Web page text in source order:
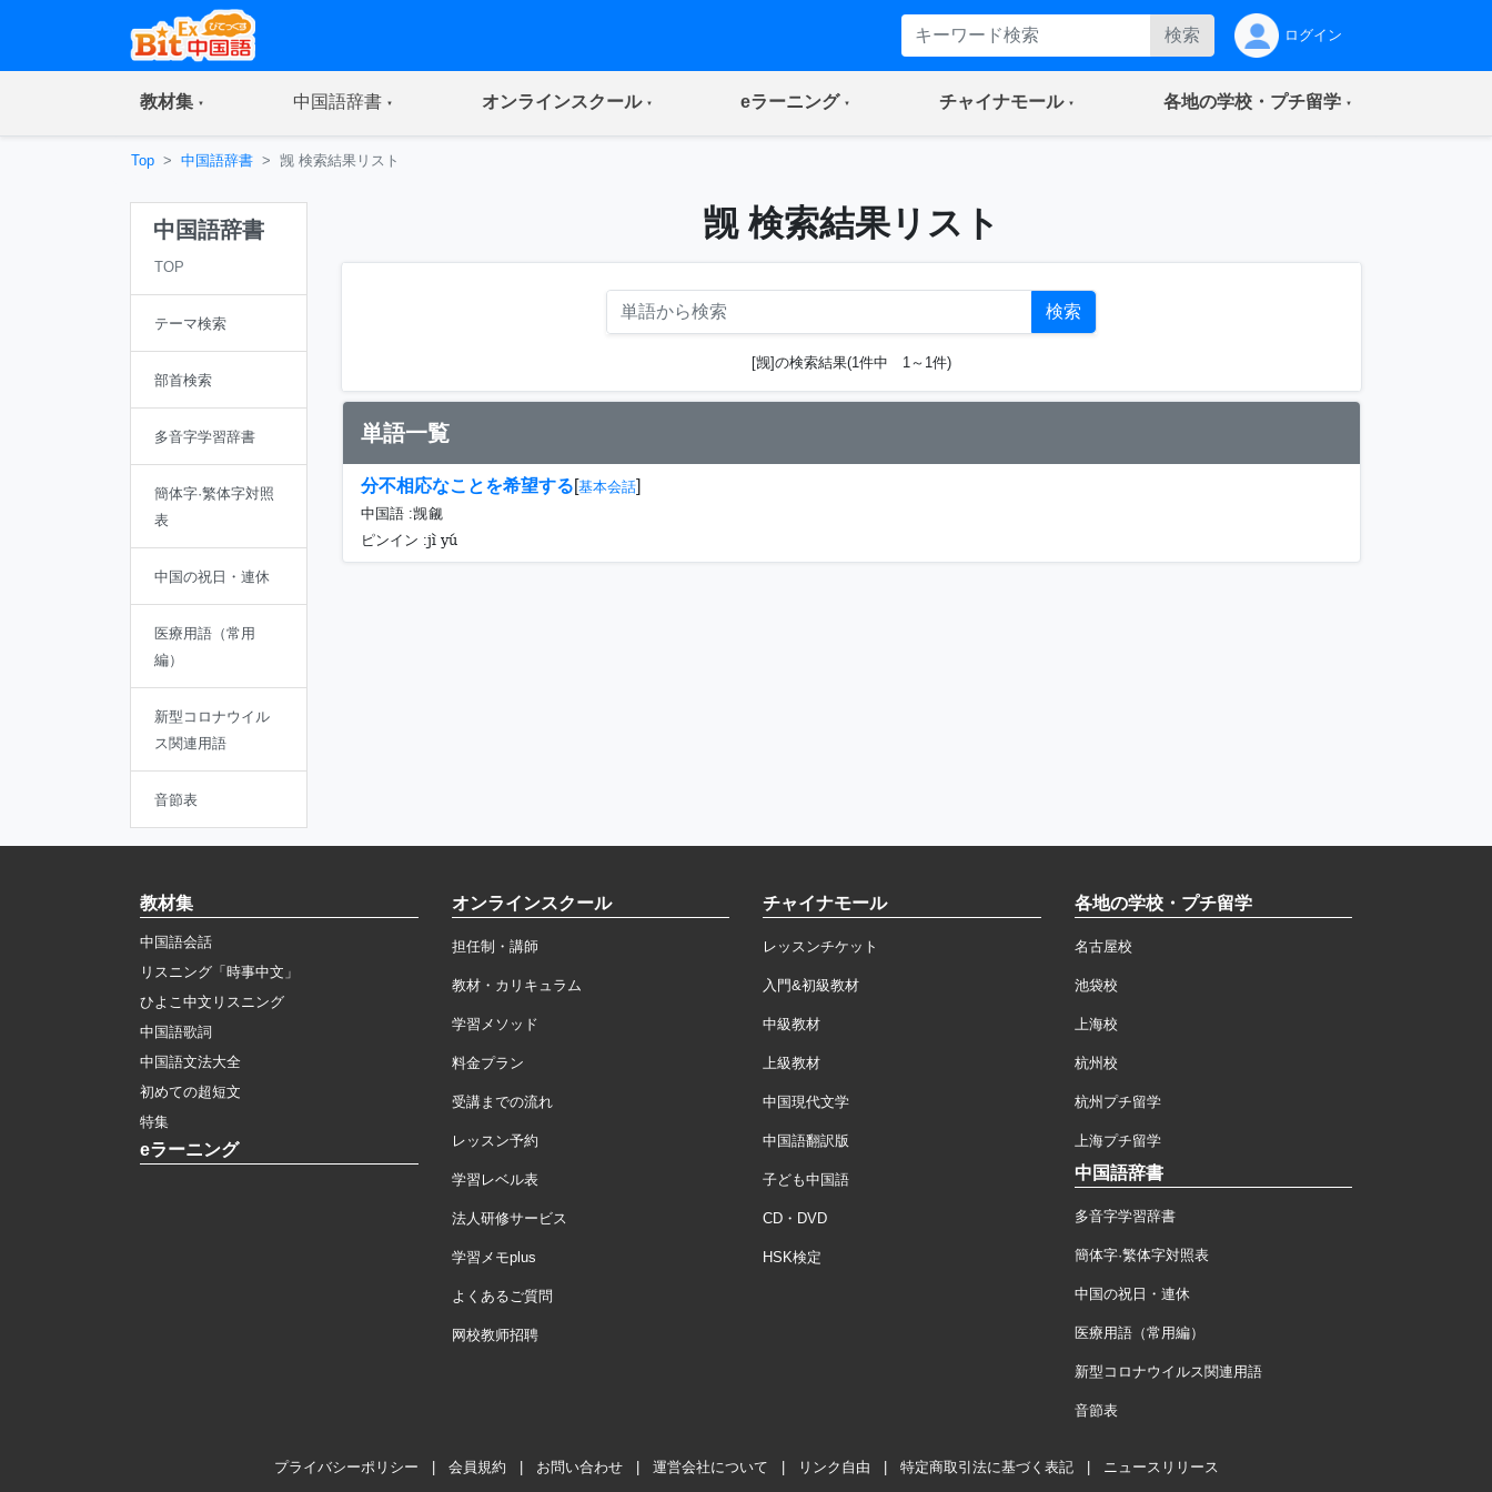
検索 ログイン
教材集(current) 中国語辞書(current) オンラインスクール(current) eラーニング(current) チャイナモール(current) 各地の学校・プチ留学(current)
Top 中国語辞書 觊 検索結果リスト
中国語辞書
TOP
テーマ検索
部首検索
多音字学習辞書
簡体字·繁体字対照
表
中国の祝日・連休
医療用語（常用
編）
新型コロナウイル
ス関連用語
音節表
觊 検索結果リスト
検索
[觊]の検索結果(1件中 1～1件)
単語一覧
分不相応なことを希望する[基本会話]
中国語 :觊觎
ピンイン :jì yú
教材集
中国語会話
リスニング「時事中文」
ひよこ中文リスニング
中国語歌詞
中国語文法大全
初めての超短文
特集
eラーニング
オンラインスクール
担任制・講師
教材・カリキュラム
学習メソッド
料金プラン
受講までの流れ
レッスン予約
学習レベル表
法人研修サービス
学習メモplus
よくあるご質問
网校教师招聘
チャイナモール
レッスンチケット
入門&初級教材
中級教材
上級教材
中国現代文学
中国語翻訳版
子ども中国語
CD・DVD
HSK検定
各地の学校・プチ留学
名古屋校
池袋校
上海校
杭州校
杭州プチ留学
上海プチ留学
中国語辞書
多音字学習辞書
簡体字·繁体字対照表
中国の祝日・連休
医療用語（常用編）
新型コロナウイルス関連用語
音節表
プライバシーポリシー 会員規約 お問い合わせ 運営会社について リンク自由 特定商取引法に基づく表記 ニュースリリース